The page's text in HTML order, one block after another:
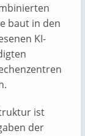
baut in den
KI-
ist
der